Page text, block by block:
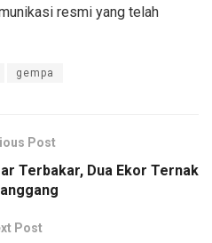
resmi yang telah
gempa
Post
Terbakar, Dua Ekor Ternak
Post